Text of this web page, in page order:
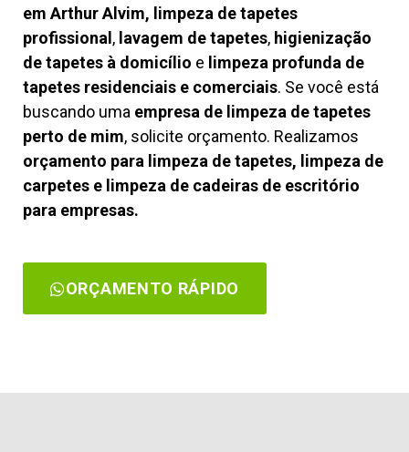
em Arthur Alvim, limpeza de tapetes
profissional , lavagem de tapetes, higienização
de tapetes à domicílio e limpeza profunda de
tapetes residenciais e comerciais. Se você está
buscando uma empresa de limpeza de tapetes
perto de mim, solicite orçamento. Realizamos
orçamento para limpeza de tapetes, limpeza de
carpetes e limpeza de cadeiras de escritório
para empresas.
ORÇAMENTO RÁPIDO